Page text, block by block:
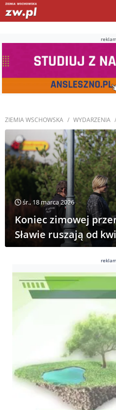
ZIEMIA WSCHOWSKA WYDARZENIA
śr., 18 marca 2026
Koniec zimowej
Sławie ruszają od